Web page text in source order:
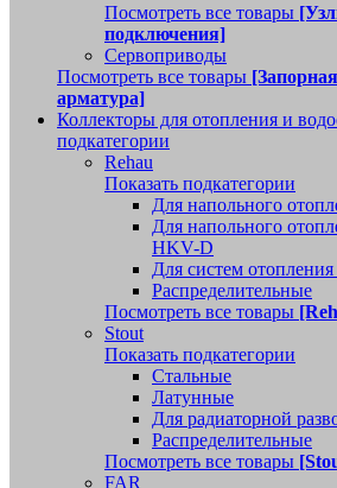
Посмотреть все товары
подключения]
Сервоприводы
Посмотреть все товары
арматура]
Коллекторы для отопления и
подкатегории
Rehau
Показать подкатегории
Для напольного
Для напольного
HKV-D
Для систем
Распределительные
Посмотреть все товары
Stout
Показать подкатегории
Стальные
Латунные
Для радиаторной
Распределительные
Посмотреть все товары
FAR